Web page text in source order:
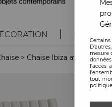
> Chaise Ibiza avec mesure
l'accès
tout